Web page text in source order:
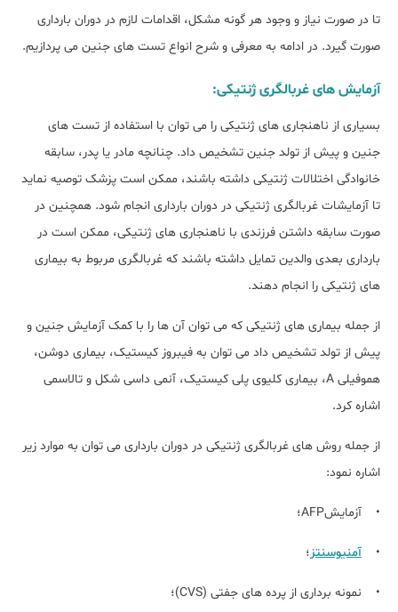
تا در صورت نیاز و وجود هر گونه مشکل، اقدامات لازم در دوران بارداری
صورت گیرد. در ادامه به معرفی و شرح انواع تست های جنین می پردازیم.
آزمایش های غربالگری ژنتیکی:
بسیاری از ناهنجاری های ژنتیکی را می توان با استفاده از تست های
جنین و پیش از تولد جنین تشخیص داد. چنانچه مادر یا پدر، سابقه
خانوادگی اختلالات ژنتیکی داشته باشند، ممکن است پزشک توصیه نماید
تا آزمایشات غربالگری ژنتیکی در دوران بارداری انجام شود. همچنین در
صورت سابقه داشتن فرزندی با ناهنجاری های ژنتیکی، ممکن است در
بارداری بعدی والدین تمایل داشته باشند که غربالگری مربوط به بیماری
های ژنتیکی را انجام دهند.
از جمله بیماری های ژنتیکی که می توان آن ها را با کمک آزمایش جنین و
پیش از تولد تشخیص داد می توان به فیبروز کیستیک، بیماری دوشن،
هموفیلی A، بیماری کلیوی پلی کیستیک، آنمی داسی شکل و تالاسمی
اشاره کرد.
از جمله روش های غربالگری ژنتیکی در دوران بارداری می توان به موارد زیر
اشاره نمود:
• آزمایشAFP؛
• آمنیوسنتز؛
• نمونه برداری از پرده های جفتی (CVS)؛